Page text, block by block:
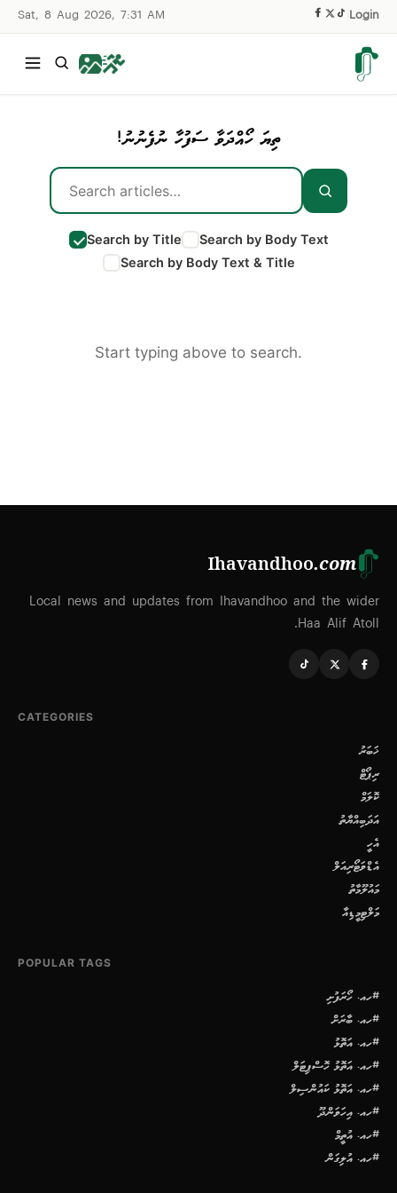
Sat, 8 Aug 2026, 7:31 AM Login
ތިޔަ ހޯއްދަވާ ސަފުހާ ނުފެނުނު!
Search by Title
Search by Body Text
Search by Body Text & Title
Start typing above to search.
Ihavandhoo.com
Local news and updates from Ihavandhoo and the wider
Haa Alif Atoll.
CATEGORIES
ޚަބަރު
ރިޕޯޓް
ކޮލަމް
އަދަބިއްޔާތު
އެހީ
އެޑްވަޓޯރިއަލް
މައުލޫމާތު
މަލްޓިމީޑިއާ
POPULAR TAGS
#ހއ. ހޯރަފުށި
#ހއ. ބާރަށް
#ހއ. އަތޮޅު
#ހއ. އަތޮޅު ހޮސްޕިޓަލް
#ހއ. އަތޮޅު ކައުންސިލް
#ހއ. އިހަވަންދޫ
#ހއ. އުތީމް
#ހއ. އުލިގަން